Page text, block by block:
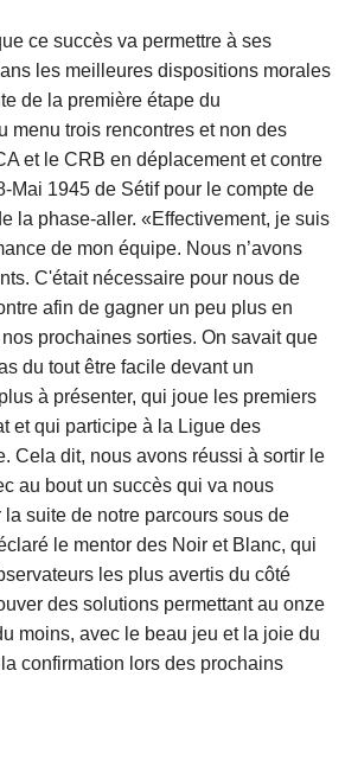
ce succès va permettre à ses
les meilleures dispositions morales
de la première étape du
menu trois rencontres et non des
et le CRB en déplacement et contre
Mai 1945 de Sétif pour le compte de
la phase-aller. «Effectivement, je suis
de mon équipe. Nous n’avons
C'était nécessaire pour nous de
afin de gagner un peu plus en
prochaines sorties. On savait que
du tout être facile devant un
à présenter, qui joue les premiers
et qui participe à la Ligue des
Cela dit, nous avons réussi à sortir le
au bout un succès qui va nous
la suite de notre parcours sous de
le mentor des Noir et Blanc, qui
les plus avertis du côté
des solutions permettant au onze
moins, avec le beau jeu et la joie du
confirmation lors des prochains